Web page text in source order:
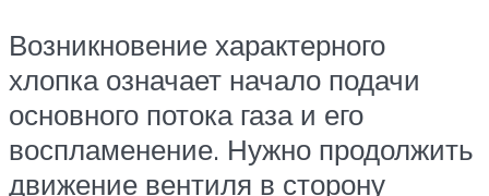
Возникновение характерного
хлопка означает начало подачи
основного потока газа и его
воспламенение. Нужно продолжить
движение вентиля в сторону